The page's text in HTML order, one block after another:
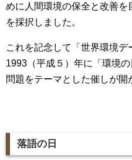
めに人間環境の保全と改善を
を採択しました。
これを記念して「世界環境
1993（平成５）年に「環境
問題をテーマとした催しが開
落語の日